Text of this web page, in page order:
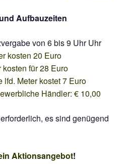
Aufbauzeiten
von 6 bis 9 Uhr Uhr
kosten 20 Euro
kosten für 28 Euro
lfd. Meter kostet 7 Euro
Händler: € 10,00
es sind genügend
Aktionsangebot!